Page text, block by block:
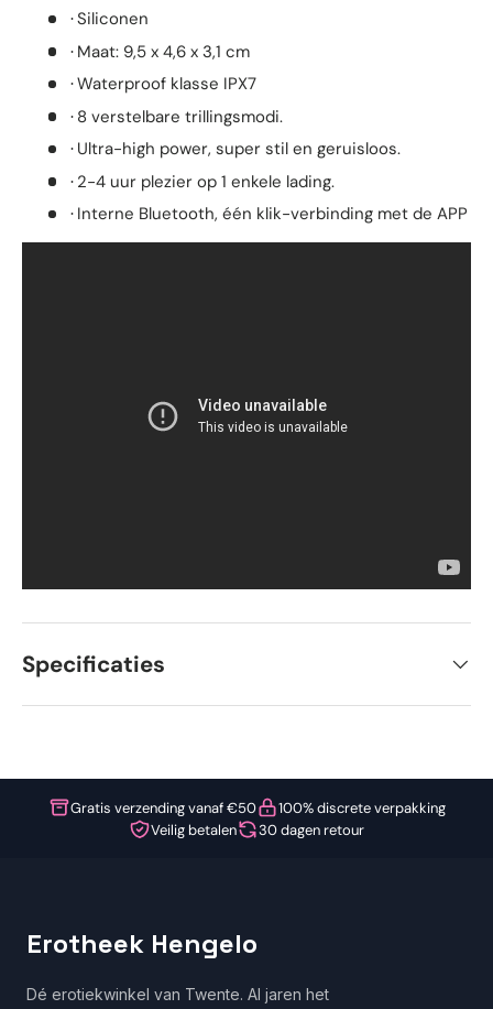
·Siliconen
· Maat: 9,5 x 4,6 x 3,1 cm
·Waterproof klasse IPX7
· 8 verstelbare trillingsmodi.
· Ultra-high power, super stil en geruisloos.
· 2-4 uur plezier op 1 enkele lading.
· Interne Bluetooth, één klik-verbinding met de APP
Specificaties
Gratis verzending vanaf €50
100% discrete verpakking
Veilig betalen
30 dagen retour
Erotheek Hengelo
Dé erotiekwinkel van Twente. Al jaren het